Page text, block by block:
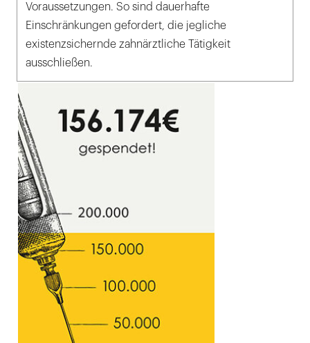
Voraussetzungen. So sind dauerhafte
Einschränkungen gefordert, die jegliche
existenzsichernde zahnärztliche Tätigkeit
ausschließen.